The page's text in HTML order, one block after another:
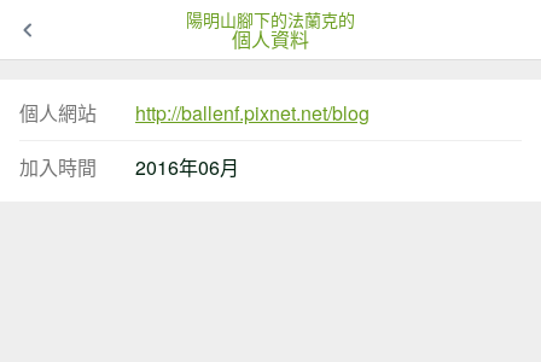
陽明山腳下的法蘭克的
個人資料
個人網站
http://ballenf.pixnet.net/blog
加入時間
2016年06月